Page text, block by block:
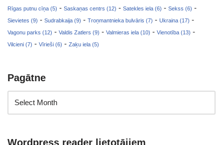
Rīgas putnu cīņa (5) - Saskaņas centrs (12) - Satekles iela (6) - Sekss (6) -
Sievietes (9) - Sudrabkaija (9) - Troņmantnieka bulvāris (7) - Ukraina (17) -
Vagonu parks (12) - Valdis Zatlers (9) - Valmieras iela (10) - Vienotība (13) -
Vilcieni (7) - Vīrieši (6) - Zaķu iela (5)
Pagātne
Wordpress reader lietotājiem